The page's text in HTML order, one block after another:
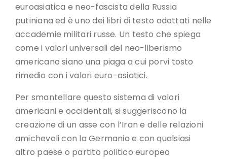
euroasiatica e neo-fascista della Russia
putiniana ed è uno dei libri di testo adottati nelle
accademie militari russe. Un testo che spiega
come i valori universali del neo-liberismo
americano siano una piaga a cui porvi tosto
rimedio con i valori euro-asiatici.
Per smantellare questo sistema di valori
americani e occidentali, si suggeriscono la
creazione di un asse con l’Iran e delle relazioni
amichevoli con la Germania e con qualsiasi
altro paese o partito politico europeo